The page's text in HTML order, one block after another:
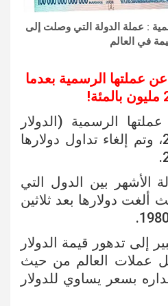
: عملة الدولة التي وصلت إلى
في العالم
عملتها الرسمية بعدما
الرسمية (الدولار
الزيمبابوي) عام 2009، وتم إلغاء تداول دولارها
الأشهر بين الدول التي
ألغت دولارها بعد ثلاثين
إلى تدهور قيمة الدولار
عملات العالم من حيث
بسعر يساوي للدولار